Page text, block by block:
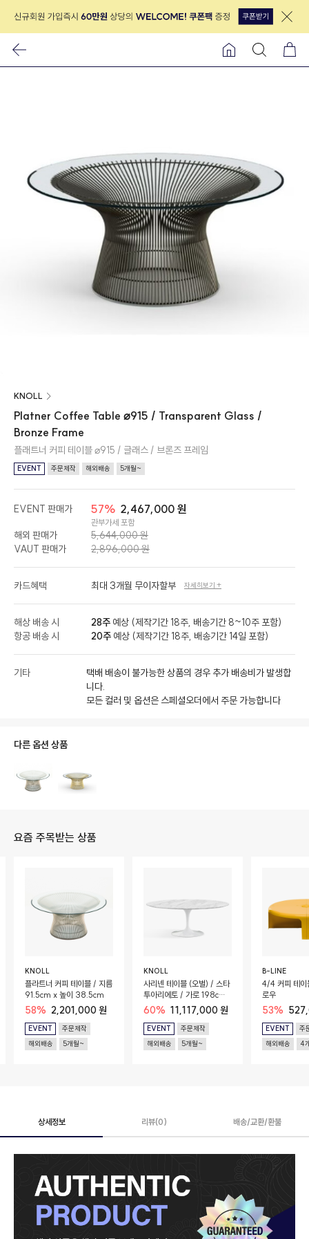
KNOLL
Platner Coffee Table ⌀915 / Transparent Glass /
Bronze Frame
플래트너 커피 테이블 ⌀915 / 글래스 / 브론즈 프레임
EVENT 주문제작 해외배송 5개월~
해외 판매가
5,644,000 원
VAUT 판매가
2,896,000 원
EVENT 판매가 57% 2,467,000 원
관부가세 포함
카드혜택 최대 3개월 무이자할부 자세히보기 +
해상 배송 시 28주 예상 (제작기간 18주, 배송기간 8~10주 포함)
항공 배송 시
20주 예상 (제작기간 18주, 배송기간 14일 포함)
기타
택배 배송이 불가능한 상품의 경우 추가 배송비가 발생합
니다.
모든 컬러 및 옵션은 스페셜오더에서 주문 가능합니다
다른 옵션 상품
요즘 주목받는 상품
KNOLL
플라트너 커피 테이블 / 지름
91.5cm x 높이 38.5cm
58% 2,201,000 원
EVENT
주문제작
해외배송
5개월~
KNOLL
사리넨 테이블 (오벌) / 스타
투아리에토 / 가로 198cm,
높이 74cm / 코팅 마감
60% 11,117,000 원
EVENT
주문제작
해외배송
5개월~
B-LINE
4/4 커피 테이
로우
53%
EVENT
주
해외배송
4
상세정보 리뷰(0) 배송/교환/환불